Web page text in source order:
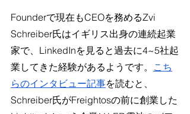
Founderで現在もCEOを務めるZvi
Schreiber氏はイギリス出身の連続起業
家で、LinkedInを見ると過去に4~5社起
業してきた経験があるようです。 こち
らのインタビュー記事を読むと、
Schreiber氏がFreightosの前に創業した